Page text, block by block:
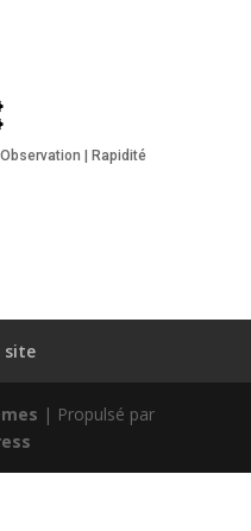
| Rapidité
site
| Propulsé par